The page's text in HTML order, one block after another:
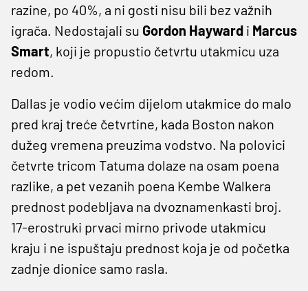
razine, po 40%, a ni gosti nisu bili bez važnih
igrača. Nedostajali su Gordon Hayward i Marcus
Smart, koji je propustio četvrtu utakmicu uza
redom.
Dallas je vodio većim dijelom utakmice do malo
pred kraj treće četvrtine, kada Boston nakon
dužeg vremena preuzima vodstvo. Na polovici
četvrte tricom Tatuma dolaze na osam poena
razlike, a pet vezanih poena Kembe Walkera
prednost podebljava na dvoznamenkasti broj.
17-erostruki prvaci mirno privode utakmicu
kraju i ne ispuštaju prednost koja je od početka
zadnje dionice samo rasla.